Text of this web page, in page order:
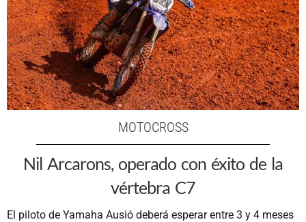
MOTOCROSS
Nil Arcarons, operado con éxito de la
vértebra C7
El piloto de Yamaha Ausió deberá esperar entre 3 y 4 meses